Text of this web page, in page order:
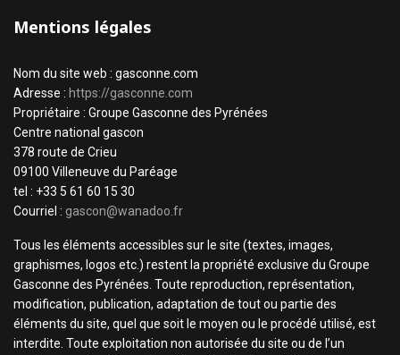
Mentions légales
Nom du site web : gasconne.com
Adresse : https://gasconne.com
Propriétaire : Groupe Gasconne des Pyrénées
Centre national gascon
378 route de Crieu
09100 Villeneuve du Paréage
tel : +33 5 61 60 15 30
Courriel : gascon@wanadoo.fr
Tous les éléments accessibles sur le site (textes, images,
graphismes, logos etc.) restent la propriété exclusive du Groupe
Gasconne des Pyrénées. Toute reproduction, représentation,
modification, publication, adaptation de tout ou partie des
éléments du site, quel que soit le moyen ou le procédé utilisé, est
interdite. Toute exploitation non autorisée du site ou de l’un